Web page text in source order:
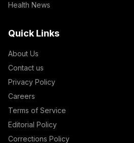
Health News
Quick Links
About Us
Contact us
Privacy Policy
Careers
Terms of Service
Editorial Policy
Corrections Policy